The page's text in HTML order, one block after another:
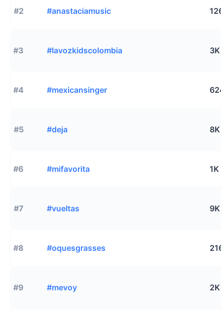
#2 #anastaciamusic
#3 #lavozkidscolombia 3K
#4 #mexicansinger
#5 #deja 8K
#6 #mifavorita 1K
#7 #vueltas 9K
#8 #oquesgrasses
#9 #mevoy 2K